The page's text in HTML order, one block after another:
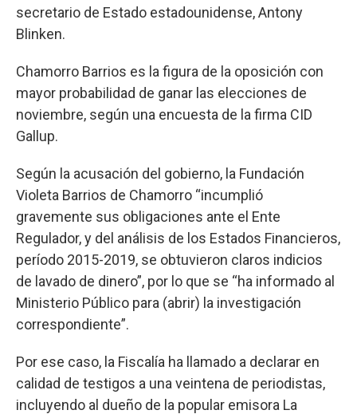
secretario de Estado estadounidense, Antony
Blinken.
Chamorro Barrios es la figura de la oposición con
mayor probabilidad de ganar las elecciones de
noviembre, según una encuesta de la firma CID
Gallup.
Según la acusación del gobierno, la Fundación
Violeta Barrios de Chamorro “incumplió
gravemente sus obligaciones ante el Ente
Regulador, y del análisis de los Estados Financieros,
período 2015-2019, se obtuvieron claros indicios
de lavado de dinero”, por lo que se “ha informado al
Ministerio Público para (abrir) la investigación
correspondiente”.
Por ese caso, la Fiscalía ha llamado a declarar en
calidad de testigos a una veintena de periodistas,
incluyendo al dueño de la popular emisora La